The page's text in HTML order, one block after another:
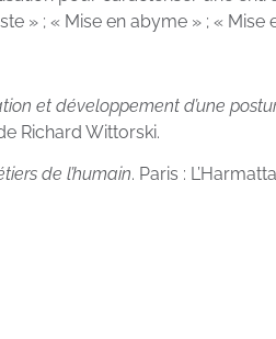
» ; « Mise en abyme » ; « Mise
et développement d’une
Richard Wittorski.
de l’humain. Paris :